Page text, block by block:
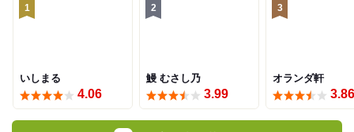
1
いしまる
4.06
2
鰻 むさし乃
3.99
3
オランダ軒
3.86